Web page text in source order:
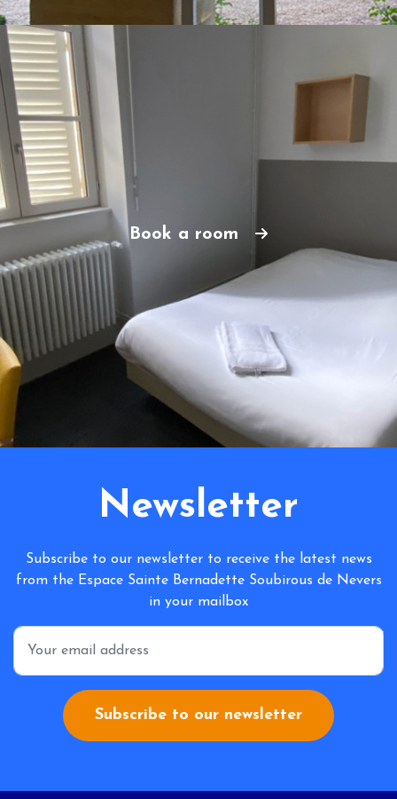
Book a room
Newsletter
Subscribe to our newsletter to receive the latest news
from the Espace Sainte Bernadette Soubirous de Nevers
in your mailbox
*
Subscribe to our newsletter